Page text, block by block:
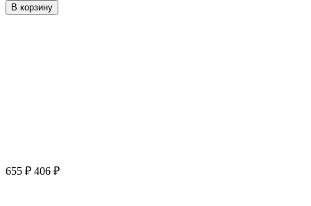
В корзину
655 ₽ 406 ₽